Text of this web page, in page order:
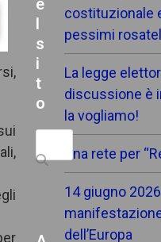
costituzionale
pessimi
La legge
discussione è
la vogliamo!
Una rete per
14 giugno
dell’Europa
e
s
i
t
o
Search